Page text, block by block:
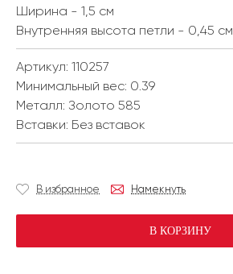
Ширина - 1,5 см
Внутренняя высота петли - 0,45 см
Артикул: 110257
Минимальный вес: 0.39
Металл: Золото 585
Вставки: Без вставок
В избранное Намекнуть
В КОРЗИНУ